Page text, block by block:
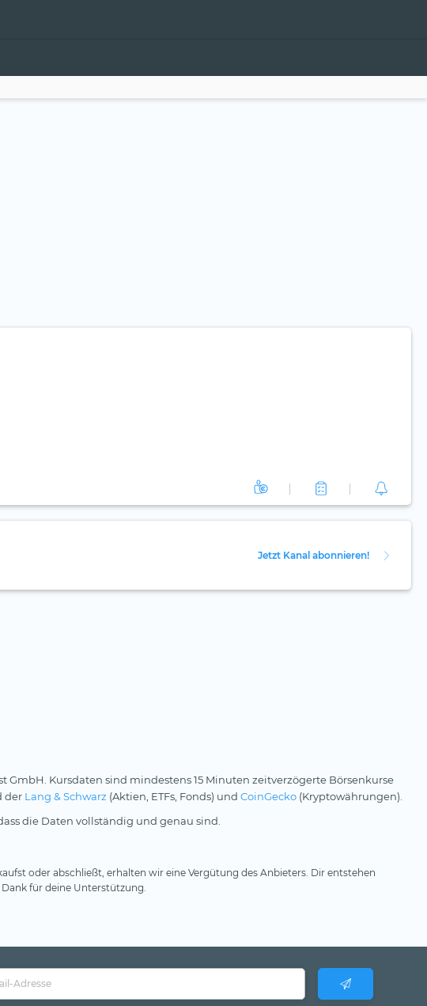
Jetzt Kanal abonnieren!
GmbH. Kursdaten sind mindestens 15 Minuten zeitverzögerte Börsenkurse
der Lang & Schwarz (Aktien, ETFs, Fonds) und CoinGecko (Kryptowährungen).
die Daten vollständig und genau sind.
oder abschließt, erhalten wir eine Vergütung des Anbieters. Dir entstehen
für deine Unterstützung.